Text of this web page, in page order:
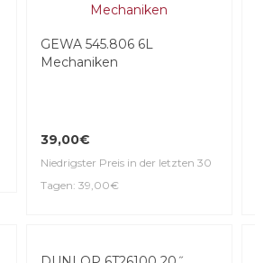
GEWA 545.806 6L
Mechaniken
39,00€
Niedrigster Preis in der letzten 30
Tagen: 39,00€